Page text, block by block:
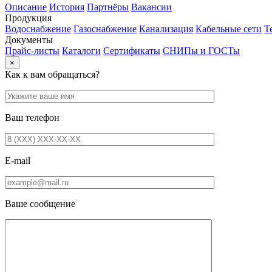
Описание История Партнёры Вакансии
Продукция
Водоснабжение Газоснабжение Канализация Кабельные сети
Документы
Прайс-листы Каталоги Сертификаты СНИПы и ГОСТы
×
Как к вам обращаться?
Ваш телефон
E-mail
Ваше сообщение